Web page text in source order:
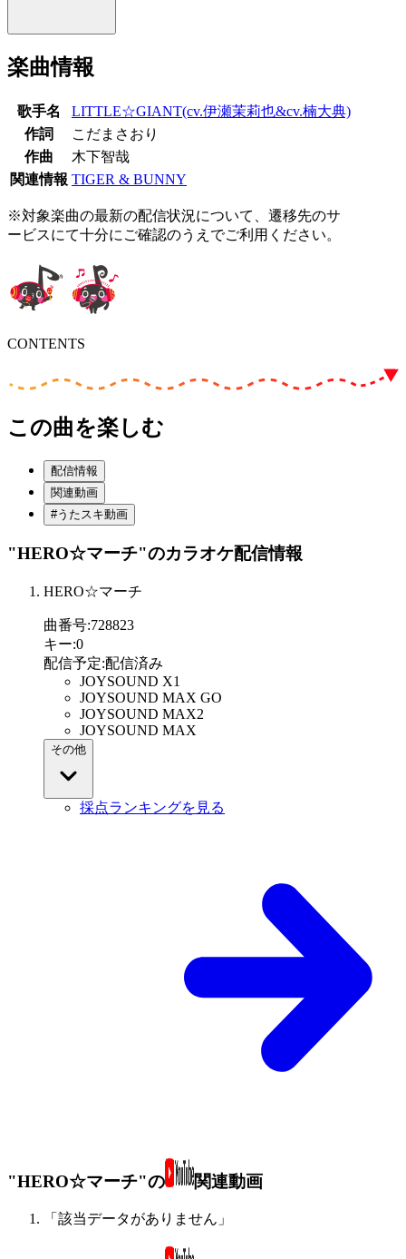
楽曲情報
歌手名
LITTLE☆GIANT(cv.伊瀬茉莉也&cv.楠大典)
作詞
こだまさおり
作曲
木下智哉
関連情報 TIGER & BUNNY
※対象楽曲の最新の配信状況について、遷移先のサ
ービスにて十分にご確認のうえでご利用ください。
CONTENTS
この曲を楽しむ
配信情報
関連動画
#うたスキ動画
"HERO☆マーチ"のカラオケ配信情報
HERO☆マーチ
曲番号:728823
キー:0
配信予定:配信済み
JOYSOUND X1
JOYSOUND MAX GO
JOYSOUND MAX2
JOYSOUND MAX
その他
採点ランキングを見る
"HERO☆マーチ"の 関連動画
「該当データがありません」